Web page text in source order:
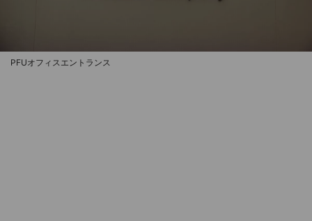
PFUオフィスエントランス